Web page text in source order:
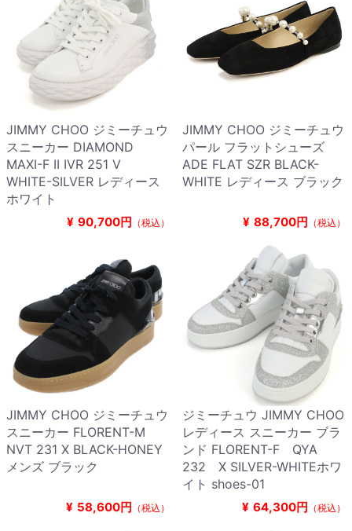
JIMMY CHOO ジミーチュウ
スニーカー DIAMOND
MAXI-F II IVR 251 V
WHITE-SILVER レディース
ホワイト
¥ 90,700円 （税込）
JIMMY CHOO ジミーチュウ
パール フラットシューズ
ADE FLAT SZR BLACK-
WHITE レディース ブラック
¥ 88,700円 （税込）
JIMMY CHOO ジミーチュウ
スニーカー FLORENT-M
NVT 231 X BLACK-HONEY
メンズ ブラック
¥ 58,600円 （税込）
ジミーチュウ JIMMY CHOO
レディース スニーカー ブラ
ンド FLORENT-F QYA
232 X SILVER-WHITEホワ
イト shoes-01
¥ 64,300円 （税込）